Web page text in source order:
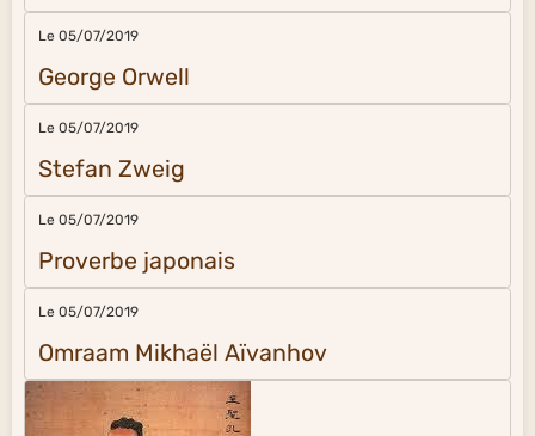
Le 05/07/2019
George Orwell
Le 05/07/2019
Stefan Zweig
Le 05/07/2019
Proverbe japonais
Le 05/07/2019
Omraam Mikhaël Aïvanhov